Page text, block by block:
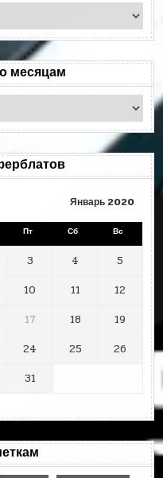
месяцам
Январь 2020
Пт Сб Вс
3 4
5
10 11
12
17 18
19
24 25
26
31